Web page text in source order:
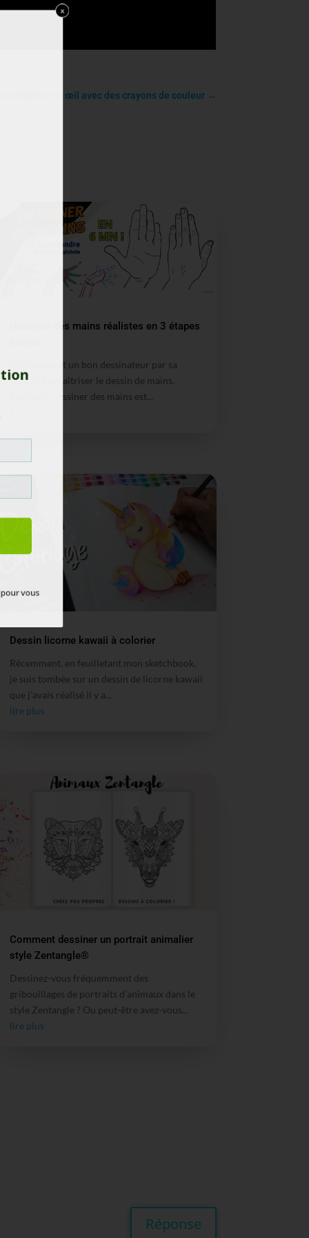
dessiner un œil avec des crayons de couleur→
Dessiner des mains réalistes en 3 étapes
On reconnaît un bon dessinateur par sa
capacité à maîtriser le dessin de mains.
Pourtant, dessiner des mains est...
Dessin licorne kawaii à colorier
Récemment, en feuilletant mon sketchbook,
je suis tombée sur un dessin de licorne kawaii
que j'avais réalisé il y a...
lire plus
Comment dessiner un portrait animalier
style Zentangle®
Dessinez-vous fréquemment des
gribouillages de portraits d'animaux dans le
style Zentangle ? Ou peut-être avez-vous...
lire plus
Réponse